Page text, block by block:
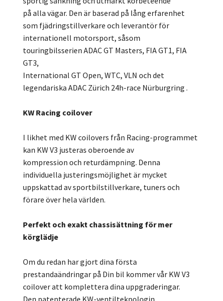
på alla vägar. Den är baserad på lång erfarenhet
som fjädringstillverkare och leverantör för
internationell motorsport, såsom
touringbilsserien ADAC GT Masters, FIA GT1, FIA
GT3,
International GT Open, WTC, VLN och det
legendariska ADAC Zürich 24h-race Nürburgring .
KW Racing coilover
I likhet med KW coilovers från Racing-programmet
kan KW V3 justeras oberoende av
kompression och returdämpning. Denna
individuella justeringsmöjlighet är mycket
uppskattad av sportbilstillverkare, tuners och
förare över hela världen.
Perfekt och exakt chassisättning för mer
körglädje
Om du redan har gjort dina första
prestandaändringar på Din bil kommer vår KW V3
coilover att komplettera dina uppgraderingar.